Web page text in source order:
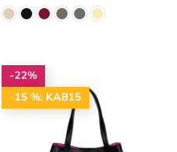
-22%
-15 %: KAB15